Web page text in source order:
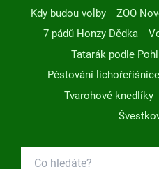
Kdy budou volby
ZOO
7 pádů Honzy Dědka
Tatarák podle
Pěstování lichořeřišnice
Tvarohové knedlíky